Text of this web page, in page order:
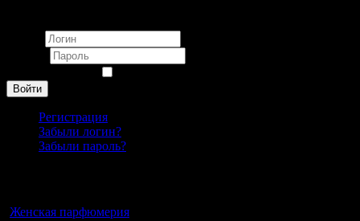
Войти
Регистрация
Забыли логин?
Забыли пароль?
Женская парфюмерия